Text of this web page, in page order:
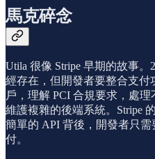
馬克碎念
Utila 很像 Stripe 早期的故事
經存在，但開發者要整合支
戶，理解 PCI 合規要求，處
維護複雜的後端系統。Stripe
簡單的 API 背後，開發者只
付。